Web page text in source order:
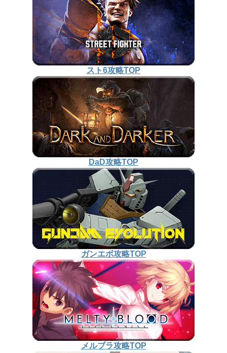
スト6攻略TOP
DaD攻略TOP
ガンエボ攻略TOP
メルブラ攻略TOP